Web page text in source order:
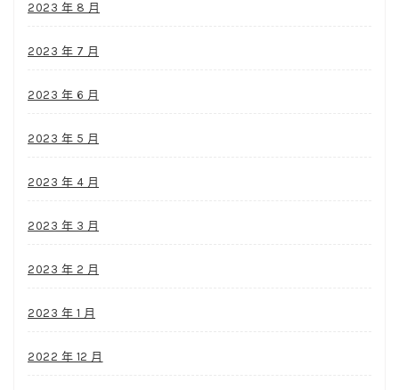
2023 年 8 月
2023 年 7 月
2023 年 6 月
2023 年 5 月
2023 年 4 月
2023 年 3 月
2023 年 2 月
2023 年 1 月
2022 年 12 月